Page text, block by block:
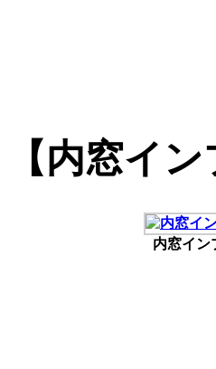
【内窓イ
内窓イン